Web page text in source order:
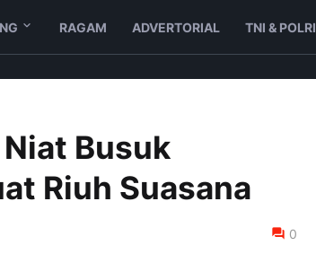
RAGAM ADVERTORIAL TNI & POLRI
Busuk
Riuh Suasana
0